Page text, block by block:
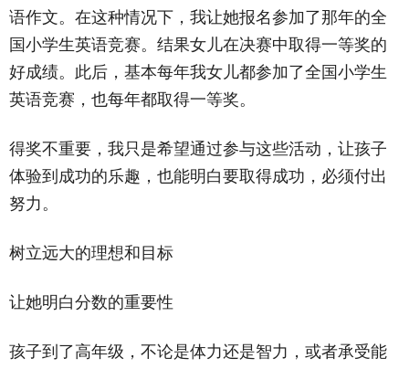
语作文。在这种情况下，我让她报名参加了那年的全
国小学生英语竞赛。结果女儿在决赛中取得一等奖的
好成绩。此后，基本每年我女儿都参加了全国小学生
英语竞赛，也每年都取得一等奖。
得奖不重要，我只是希望通过参与这些活动，让孩子
体验到成功的乐趣，也能明白要取得成功，必须付出
努力。
树立远大的理想和目标
让她明白分数的重要性
孩子到了高年级，不论是体力还是智力，或者承受能